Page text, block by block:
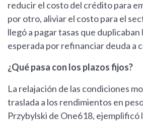
reducir el costo del crédito para
por otro, aliviar el costo para el
llegó a pagar tasas que duplicaban
esperada por refinanciar deuda a
¿Qué pasa con los plazos fijos?
La relajación de las condiciones
traslada a los rendimientos en
Przybylski de One618, ejemplificó